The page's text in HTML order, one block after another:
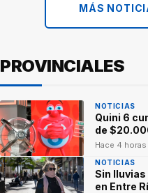
MÁS
PROVINCIALES
NOTICIAS
Quini 6
de
Hace 4 horas
NOTICIAS
Sin
en Entre